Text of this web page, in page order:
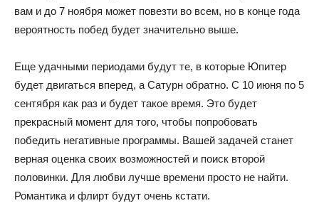
вам и до 7 ноября может повезти во всем, но в конце года
вероятность побед будет значительно выше.
Еще удачными периодами будут те, в которые Юпитер
будет двигаться вперед, а Сатурн обратно. С 10 июня по 5
сентября как раз и будет такое время. Это будет
прекрасный момент для того, чтобы попробовать
победить негативные программы. Вашей задачей станет
верная оценка своих возможностей и поиск второй
половинки. Для любви лучше времени просто не найти.
Романтика и флирт будут очень кстати.